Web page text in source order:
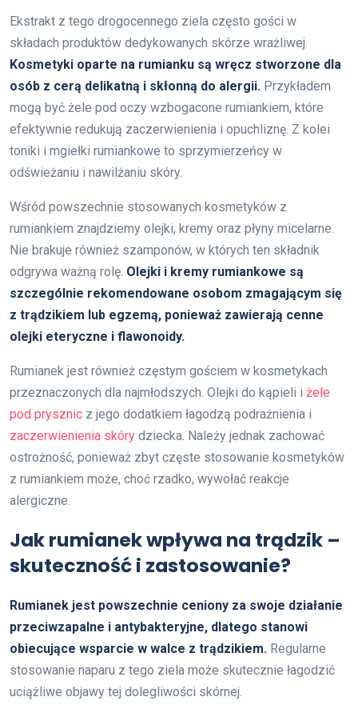
Ekstrakt z tego drogocennego ziela często gości w
składach produktów dedykowanych skórze wrażliwej.
Kosmetyki oparte na rumianku są wręcz stworzone dla
osób z cerą delikatną i skłonną do alergii. Przykładem
mogą być żele pod oczy wzbogacone rumiankiem, które
efektywnie redukują zaczerwienienia i opuchliznę. Z kolei
toniki i mgiełki rumiankowe to sprzymierzeńcy w
odświeżaniu i nawilżaniu skóry.
Wśród powszechnie stosowanych kosmetyków z
rumiankiem znajdziemy olejki, kremy oraz płyny micelarne.
Nie brakuje również szamponów, w których ten składnik
odgrywa ważną rolę. Olejki i kremy rumiankowe są
szczególnie rekomendowane osobom zmagającym się
z trądzikiem lub egzemą, ponieważ zawierają cenne
olejki eteryczne i flawonoidy.
Rumianek jest również częstym gościem w kosmetykach
przeznaczonych dla najmłodszych. Olejki do kąpieli i żele
pod prysznic z jego dodatkiem łagodzą podrażnienia i
zaczerwienienia skóry dziecka. Należy jednak zachować
ostrożność, ponieważ zbyt częste stosowanie kosmetyków
z rumiankiem może, choć rzadko, wywołać reakcje
alergiczne.
Jak rumianek wpływa na trądzik –
skuteczność i zastosowanie?
Rumianek jest powszechnie ceniony za swoje działanie
przeciwzapalne i antybakteryjne, dlatego stanowi
obiecujące wsparcie w walce z trądzikiem. Regularne
stosowanie naparu z tego ziela może skutecznie łagodzić
uciążliwe objawy tej dolegliwości skórnej.